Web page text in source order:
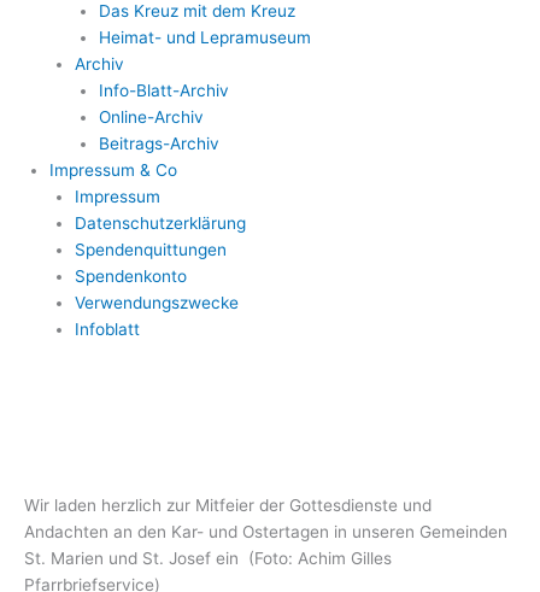
Das Kreuz mit dem Kreuz
Heimat- und Lepramuseum
Archiv
Info-Blatt-Archiv
Online-Archiv
Beitrags-Archiv
Impressum & Co
Impressum
Datenschutzerklärung
Spendenquittungen
Spendenkonto
Verwendungszwecke
Infoblatt
Wir laden herzlich zur Mitfeier der Gottesdienste und
Andachten an den Kar- und Ostertagen in unseren Gemeinden
St. Marien und St. Josef ein (Foto: Achim Gilles
Pfarrbriefservice)